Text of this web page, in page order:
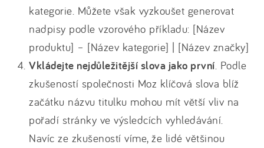
kategorie. Můžete však vyzkoušet generovat
nadpisy podle vzorového příkladu: [Název
produktu] – [Název kategorie] | [Název značky]
Vkládejte nejdůležitější slova jako první. Podle
zkušeností společnosti Moz klíčová slova blíž
začátku názvu titulku mohou mít větší vliv na
pořadí stránky ve výsledcích vyhledávání.
Navíc ze zkušeností víme, že lidé většinou